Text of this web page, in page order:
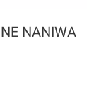
NANIWA